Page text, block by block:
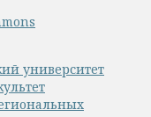
университет